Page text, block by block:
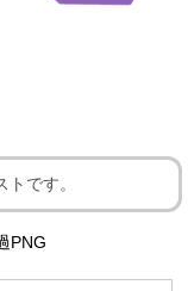
です。
PNG